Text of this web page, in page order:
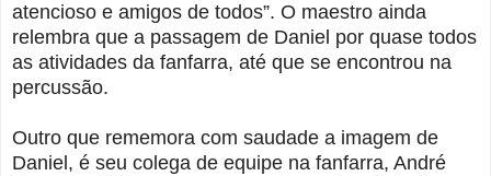
atencioso e amigos de todos”. O maestro ainda
relembra que a passagem de Daniel por quase todos
as atividades da fanfarra, até que se encontrou na
percussão.
Outro que rememora com saudade a imagem de
Daniel, é seu colega de equipe na fanfarra, André